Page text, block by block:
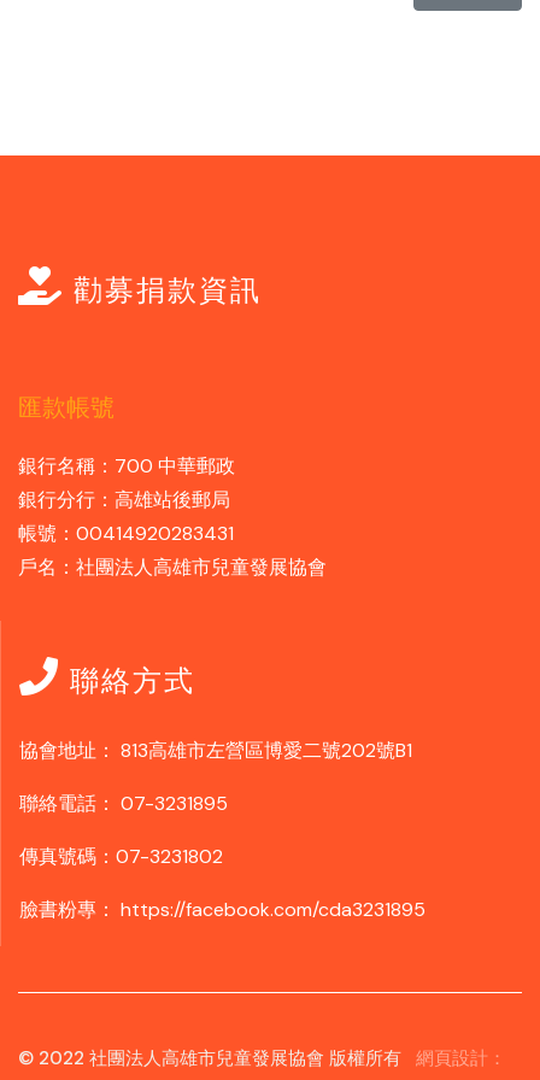
勸募捐款資訊
匯款帳號
銀行名稱：700 中華郵政
銀行分行：高雄站後郵局
帳號：00414920283431
戶名：社團法人高雄市兒童發展協會
聯絡方式
協會地址： 813高雄市左營區博愛二號202號B1
聯絡電話： 07-3231895
傳真號碼：07-3231802
臉書粉專： https://facebook.com/cda3231895
© 2022 社團法人高雄市兒童發展協會 版權所有 網頁設計：